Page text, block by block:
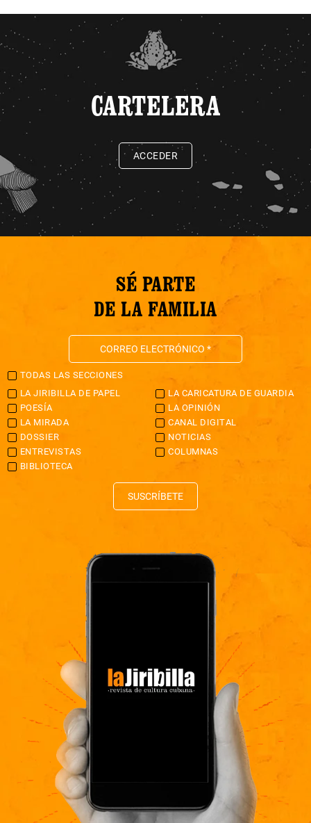
CARTELERA
ACCEDER
SÉ PARTE
DE LA FAMILIA
TODAS LAS SECCIONES
LA JIRIBILLA DE PAPEL
LA CARICATURA DE GUARDIA
POESÍA
LA OPINIÓN
LA MIRADA
CANAL DIGITAL
DOSSIER
NOTICIAS
ENTREVISTAS
COLUMNAS
BIBLIOTECA
SUSCRÍBETE